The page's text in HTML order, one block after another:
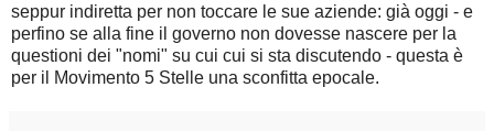
seppur indiretta per non toccare le sue aziende: già oggi - e
perfino se alla fine il governo non dovesse nascere per la
questioni dei "nomi" su cui cui si sta discutendo - questa è
per il Movimento 5 Stelle una sconfitta epocale.